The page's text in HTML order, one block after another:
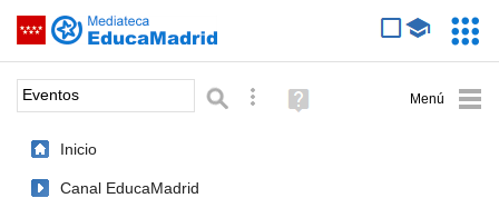
Saltar navegación
Palabra o frase: Búsqueda avanzada
Ayuda
(en
Inicio
Canal EducaMadrid